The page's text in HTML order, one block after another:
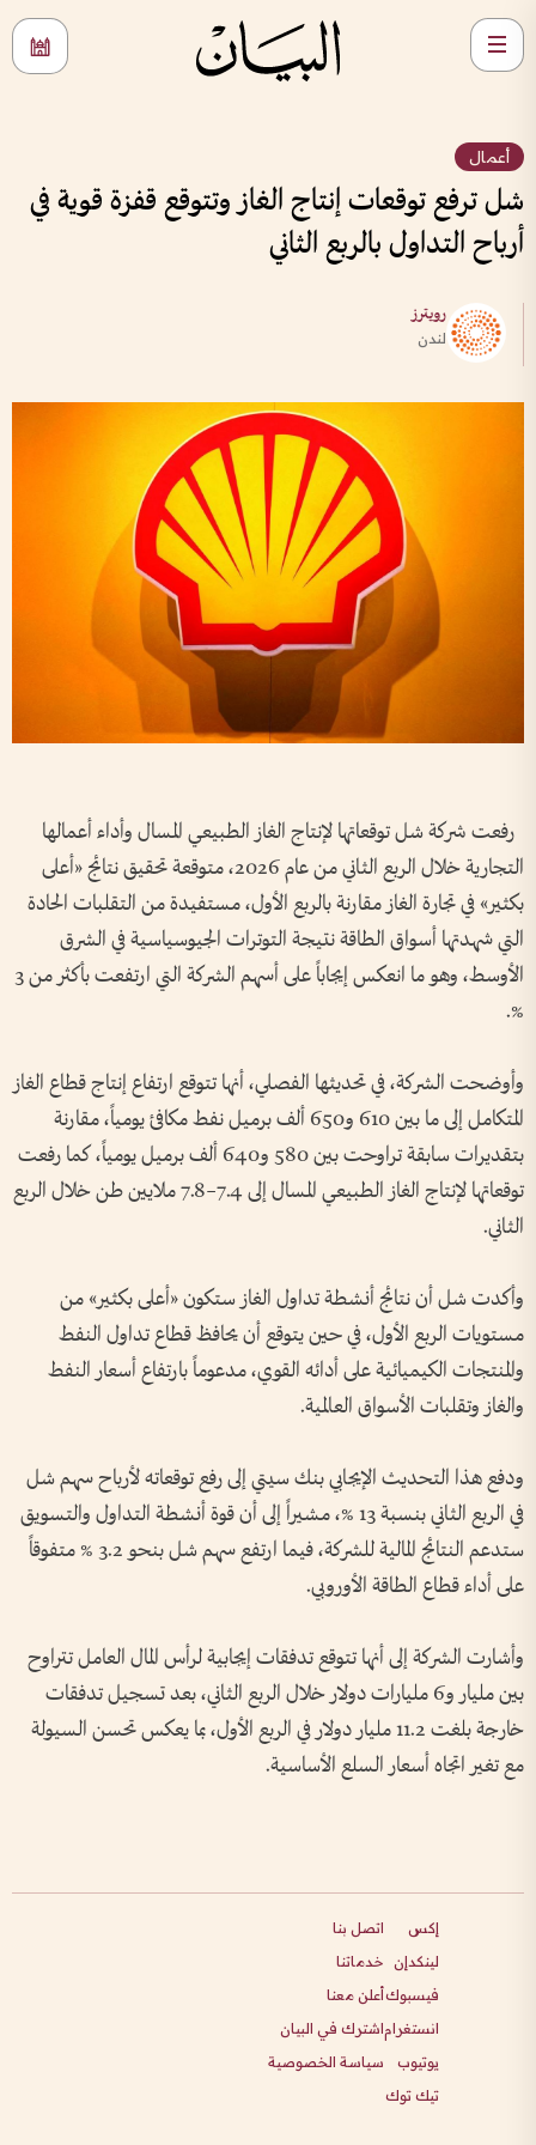
أعمال
شل ترفع توقعات إنتاج الغاز وتتوقع قفزة قوية في
أرباح التداول بالربع الثاني
رويترز
لندن
رفعت شركة شل توقعاتها لإنتاج الغاز الطبيعي المسال وأداء أعمالها
التجارية خلال الربع الثاني من عام 2026، متوقعة تحقيق نتائج «أعلى
بكثير» في تجارة الغاز مقارنة بالربع الأول، مستفيدة من التقلبات الحادة
التي شهدتها أسواق الطاقة نتيجة التوترات الجيوسياسية في الشرق
الأوسط، وهو ما انعكس إيجاباً على أسهم الشركة التي ارتفعت بأكثر من 3
%.
وأوضحت الشركة، في تحديثها الفصلي، أنها تتوقع ارتفاع إنتاج قطاع الغاز
المتكامل إلى ما بين 610 و650 ألف برميل نفط مكافئ يومياً، مقارنة
بتقديرات سابقة تراوحت بين 580 و640 ألف برميل يومياً، كما رفعت
توقعاتها لإنتاج الغاز الطبيعي المسال إلى 7.4–7.8 ملايين طن خلال الربع
الثاني.
وأكدت شل أن نتائج أنشطة تداول الغاز ستكون «أعلى بكثير» من
مستويات الربع الأول، في حين يتوقع أن يحافظ قطاع تداول النفط
والمنتجات الكيميائية على أدائه القوي، مدعوماً بارتفاع أسعار النفط
والغاز وتقلبات الأسواق العالمية.
ودفع هذا التحديث الإيجابي بنك سيتي إلى رفع توقعاته لأرباح سهم شل
في الربع الثاني بنسبة 13 %، مشيراً إلى أن قوة أنشطة التداول والتسويق
ستدعم النتائج المالية للشركة، فيما ارتفع سهم شل بنحو 3.2 % متفوقاً
على أداء قطاع الطاقة الأوروبي.
وأشارت الشركة إلى أنها تتوقع تدفقات إيجابية لرأس المال العامل تتراوح
بين مليار و6 مليارات دولار خلال الربع الثاني، بعد تسجيل تدفقات
خارجة بلغت 11.2 مليار دولار في الربع الأول، بما يعكس تحسن السيولة
مع تغير اتجاه أسعار السلع الأساسية.
إكس
لينكدإن
فيسبوك
انستغرام
يوتيوب
تيك توك
اتصل بنا
خدماتنا
أعلن معنا
اشترك في البيان
سياسة الخصوصية